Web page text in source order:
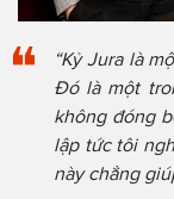
“Kỷ Jura là
Đó là một
không đóng
lập tức tôi
này chẳng